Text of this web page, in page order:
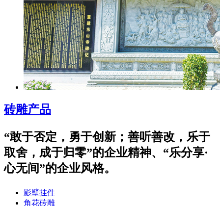
砖雕产品
“敢于否定，勇于创新；善听善改，乐于
取舍，成于归零”的企业精神、“乐分享·
心无间”的企业风格。
影壁挂件
角花砖雕